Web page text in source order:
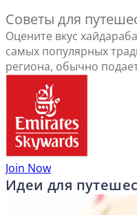
Советы для
Оцените вкус
самых популярных
региона, обычно
Join Now
Идеи для